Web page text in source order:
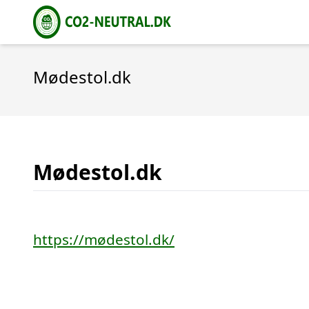
Mødestol.dk
Mødestol.dk
https://mødestol.dk/